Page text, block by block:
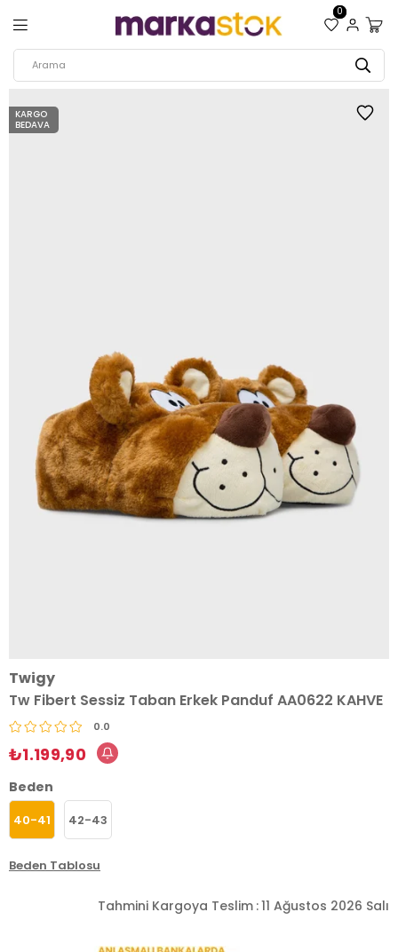
0
KARGO
BEDAVA
Twigy
Tw Fibert Sessiz Taban Erkek Panduf AA0622 KAHVE
0.0
₺1.199,90
Beden
40-41 42-43
Beden Tablosu
Tahmini Kargoya Teslim :11 Ağustos 2026 Salı